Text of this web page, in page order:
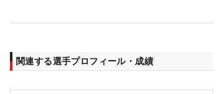
関連する選手プロフィール・成績